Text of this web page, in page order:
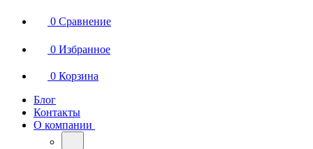
0 Сравнение
0 Избранное
0 Корзина
Блог
Контакты
О компании